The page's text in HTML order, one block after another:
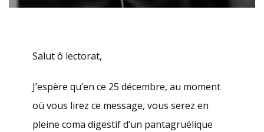
Salut ô lectorat,
J’espère qu’en ce 25 décembre, au moment
où vous lirez ce message, vous serez en
pleine coma digestif d’un pantagruélique